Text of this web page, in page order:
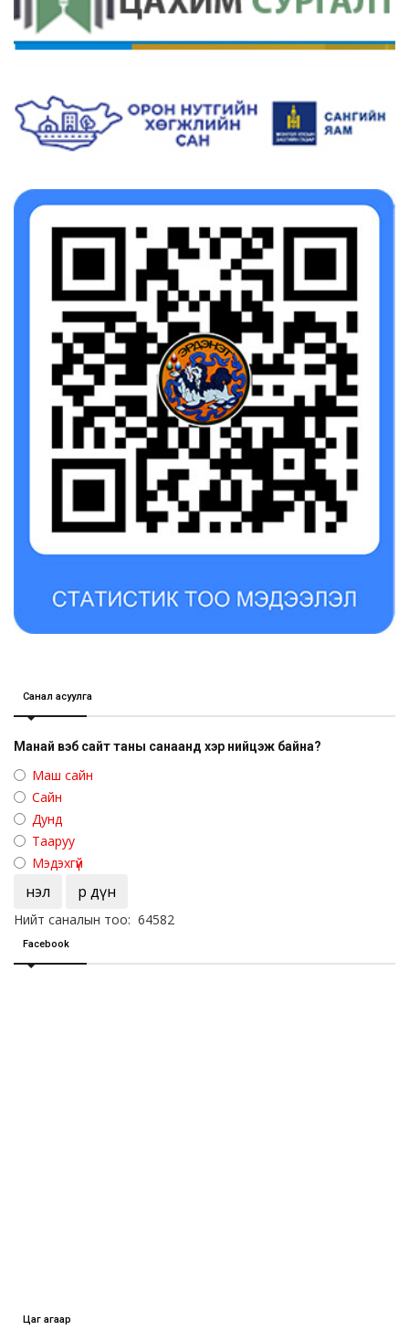
Санал асуулга
Манай вэб сайт таны санаанд хэр нийцэж байна?
Маш сайн
Сайн
Дунд
Тааруу
Мэдэхгүй
Үнэл Үр дүн
Нийт саналын тоо: 64582
Facebook
Цаг агаар